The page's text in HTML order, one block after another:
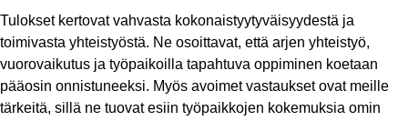
Tulokset kertovat vahvasta kokonaistyytyväisyydestä ja
toimivasta yhteistyöstä. Ne osoittavat, että arjen yhteistyö,
vuorovaikutus ja työpaikoilla tapahtuva oppiminen koetaan
pääosin onnistuneeksi. Myös avoimet vastaukset ovat meille
tärkeitä, sillä ne tuovat esiin työpaikkojen kokemuksia omin